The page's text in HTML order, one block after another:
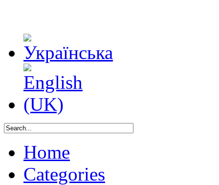
Home
Categories